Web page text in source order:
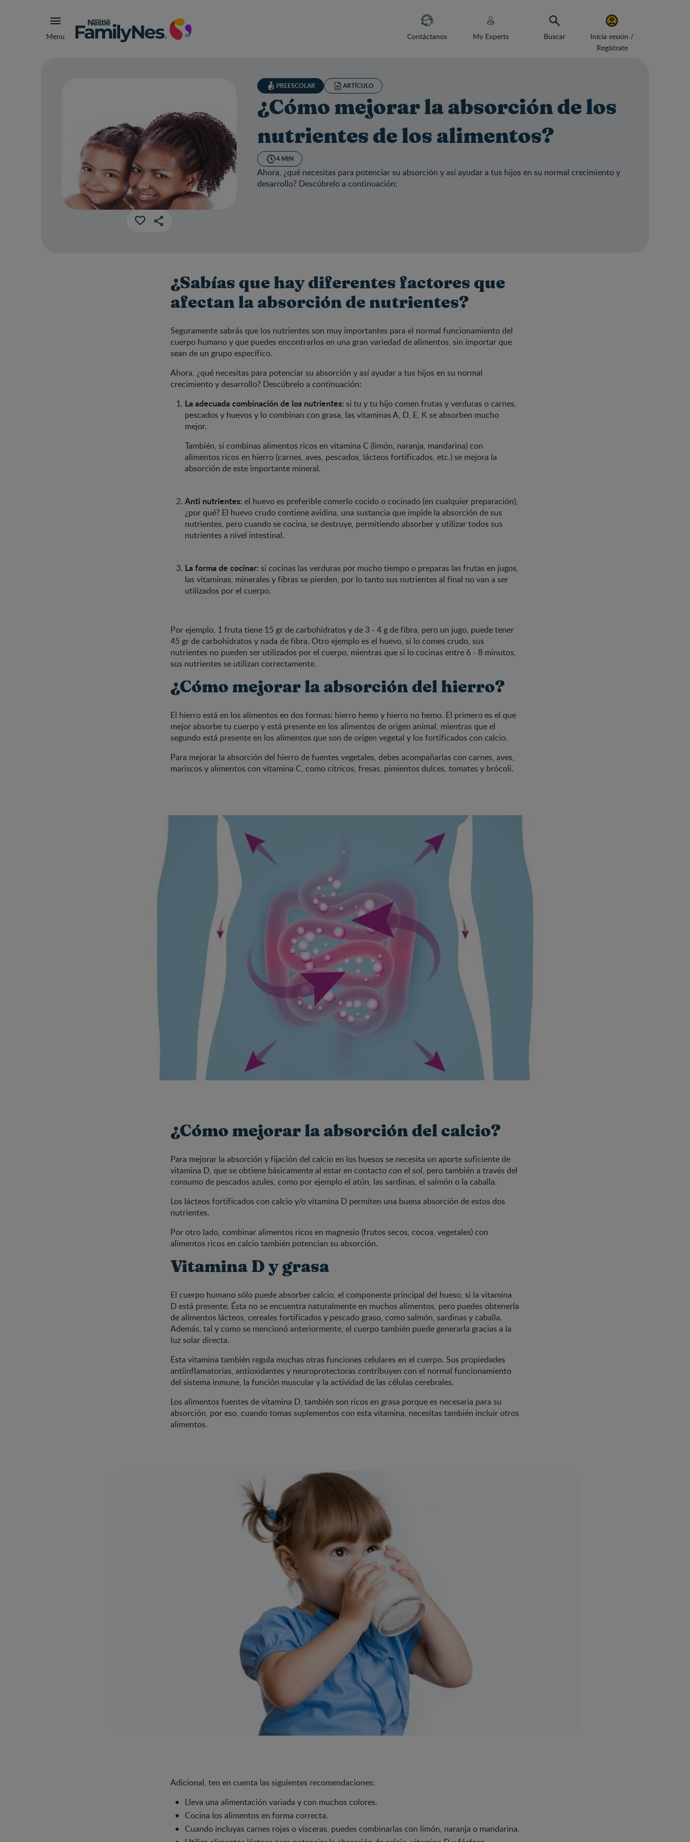
Menu Contáctanos My Experts Buscar
Inicia sesión /
Regístrate
PREESCOLAR ARTÍCULO
¿Cómo mejorar la absorción de los
nutrientes de los alimentos?
4 MIN
Ahora, ¿qué necesitas para potenciar su absorción y así ayudar a tus hijos en su normal crecimiento y
desarrollo? Descúbrelo a continuación:
¿Sabías que hay diferentes factores que
afectan la absorción de nutrientes?
Seguramente sabrás que los nutrientes son muy importantes para el normal funcionamiento del
cuerpo humano y que puedes encontrarlos en una gran variedad de alimentos, sin importar que
sean de un grupo específico.
Ahora, ¿qué necesitas para potenciar su absorción y así ayudar a tus hijos en su normal
crecimiento y desarrollo? Descúbrelo a continuación:
La adecuada combinación de los nutrientes: si tu y tu hijo comen frutas y verduras o carnes,
pescados y huevos y lo combinan con grasa, las vitaminas A, D, E, K se absorben mucho
mejor.
También, si combinas alimentos ricos en vitamina C (limón, naranja, mandarina) con
alimentos ricos en hierro (carnes, aves, pescados, lácteos fortificados, etc.) se mejora la
absorción de este importante mineral.
Anti nutrientes: el huevo es preferible comerlo cocido o cocinado (en cualquier preparación),
¿por qué? El huevo crudo contiene avidina, una sustancia que impide la absorción de sus
nutrientes, pero cuando se cocina, se destruye, permitiendo absorber y utilizar todos sus
nutrientes a nivel intestinal.
La forma de cocinar: si cocinas las verduras por mucho tiempo o preparas las frutas en jugos,
las vitaminas, minerales y fibras se pierden, por lo tanto sus nutrientes al final no van a ser
utilizados por el cuerpo.
Por ejemplo, 1 fruta tiene 15 gr de carbohidratos y de 3 - 4 g de fibra, pero un jugo, puede tener
45 gr de carbohidratos y nada de fibra. Otro ejemplo es el huevo, si lo comes crudo, sus
nutrientes no pueden ser utilizados por el cuerpo, mientras que si lo cocinas entre 6 - 8 minutos,
sus nutrientes se utilizan correctamente.
¿Cómo mejorar la absorción del hierro?
El hierro está en los alimentos en dos formas: hierro hemo y hierro no hemo. El primero es el que
mejor absorbe tu cuerpo y está presente en los alimentos de origen animal, mientras que el
segundo está presente en los alimentos que son de origen vegetal y los fortificados con calcio.
Para mejorar la absorción del hierro de fuentes vegetales, debes acompañarlas con carnes, aves,
mariscos y alimentos con vitamina C, como cítricos, fresas, pimientos dulces, tomates y brócoli.
¿Cómo mejorar la absorción del calcio?
Para mejorar la absorción y fijación del calcio en los huesos se necesita un aporte suficiente de
vitamina D, que se obtiene básicamente al estar en contacto con el sol, pero también a través del
consumo de pescados azules, como por ejemplo el atún, las sardinas, el salmón o la caballa.
Los lácteos fortificados con calcio y/o vitamina D permiten una buena absorción de estos dos
nutrientes.
Por otro lado, combinar alimentos ricos en magnesio (frutos secos, cocoa, vegetales) con
alimentos ricos en calcio también potencian su absorción.
Vitamina D y grasa
El cuerpo humano sólo puede absorber calcio, el componente principal del hueso, si la vitamina
D está presente. Ésta no se encuentra naturalmente en muchos alimentos, pero puedes obtenerla
de alimentos lácteos, cereales fortificados y pescado graso, como salmón, sardinas y caballa.
Además, tal y como se mencionó anteriormente, el cuerpo también puede generarla gracias a la
luz solar directa.
Esta vitamina también regula muchas otras funciones celulares en el cuerpo. Sus propiedades
antiinflamatorias, antioxidantes y neuroprotectoras contribuyen con el normal funcionamiento
del sistema inmune, la función muscular y la actividad de las células cerebrales.
Los alimentos fuentes de vitamina D, también son ricos en grasa porque es necesaria para su
absorción, por eso, cuando tomas suplementos con esta vitamina, necesitas también incluir otros
alimentos.
Adicional, ten en cuenta las siguientes recomendaciones:
Lleva una alimentación variada y con muchos colores.
Cocina los alimentos en forma correcta.
Cuando incluyas carnes rojas o vísceras, puedes combinarlas con limón, naranja o mandarina.